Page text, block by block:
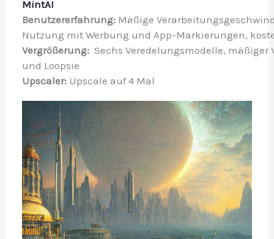
MintAI
Benutzererfahrung: Mäßige
Nutzung mit Werbung und App-Markierungen,
Vergrößerung: Sechs Veredelungsmodelle,
und Loopsie
Upscaler: Upscale auf 4 Mal